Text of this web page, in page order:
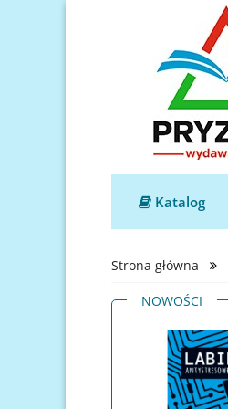
Katalog
Strona główna
NOWOŚCI